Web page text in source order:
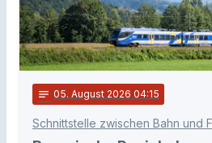
notes 05. August 2026 04:15
Schnittstelle zwischen Bahn und